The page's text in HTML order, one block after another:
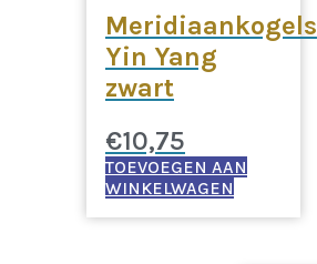
Meridiaankogels
Yin Yang
zwart
€10,75
TOEVOEGEN AAN
WINKELWAGEN